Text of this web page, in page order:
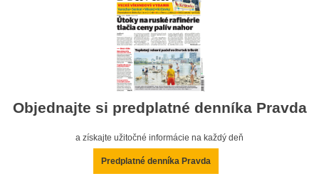
Objednajte si predplatné denníka Pravda
a získajte užitočné informácie na každý deň
Predplatné denníka Pravda